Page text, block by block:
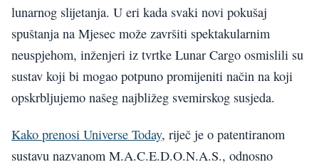
lunarnog slijetanja. U eri kada svaki novi pokušaj
spuštanja na Mjesec može završiti spektakularnim
neuspjehom, inženjeri iz tvrtke Lunar Cargo osmislili su
sustav koji bi mogao potpuno promijeniti način na koji
opskrbljujemo našeg najbližeg svemirskog susjeda.
Kako prenosi Universe Today, riječ je o patentiranom
sustavu nazvanom M.A.C.E.D.O.N.A.S., odnosno